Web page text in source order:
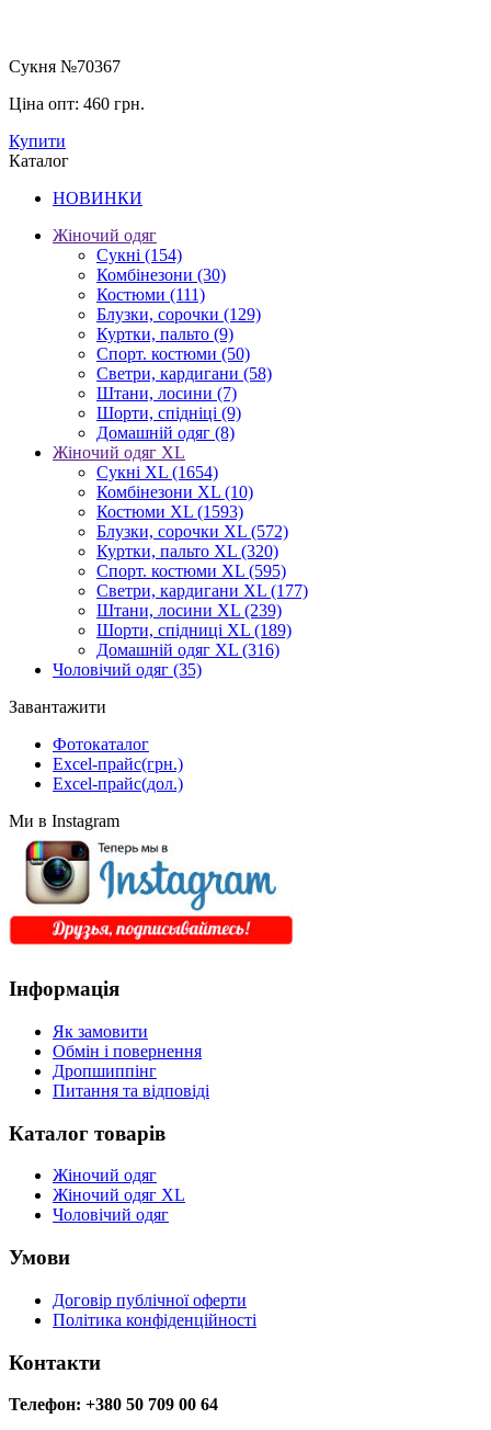
Сукня №70367
Ціна опт: 460 грн.
Купити
Каталог
НОВИНКИ
Жіночий одяг
Сукні (154)
Комбінезони (30)
Костюми (111)
Блузки, сорочки (129)
Куртки, пальто (9)
Спорт. костюми (50)
Светри, кардигани (58)
Штани, лосини (7)
Шорти, спідніці (9)
Домашній одяг (8)
Жіночий одяг XL
Cукні XL (1654)
Комбінезони XL (10)
Костюми XL (1593)
Блузки, сорочки XL (572)
Куртки, пальто XL (320)
Спорт. костюми XL (595)
Светри, кардигани XL (177)
Штани, лосини XL (239)
Шорти, спідниці XL (189)
Домашній одяг XL (316)
Чоловічий одяг (35)
Завантажити
Фотокаталог
Excel-прайс(грн.)
Excel-прайс(дол.)
Ми в Instagram
Інформація
Як замовити
Обмін і повернення
Дропшиппінг
Питання та відповіді
Каталог товарів
Жіночий одяг
Жіночий одяг XL
Чоловічий одяг
Умови
Договір публічної оферти
Політика конфіденційності
Контакти
Телефон: +380 50 709 00 64